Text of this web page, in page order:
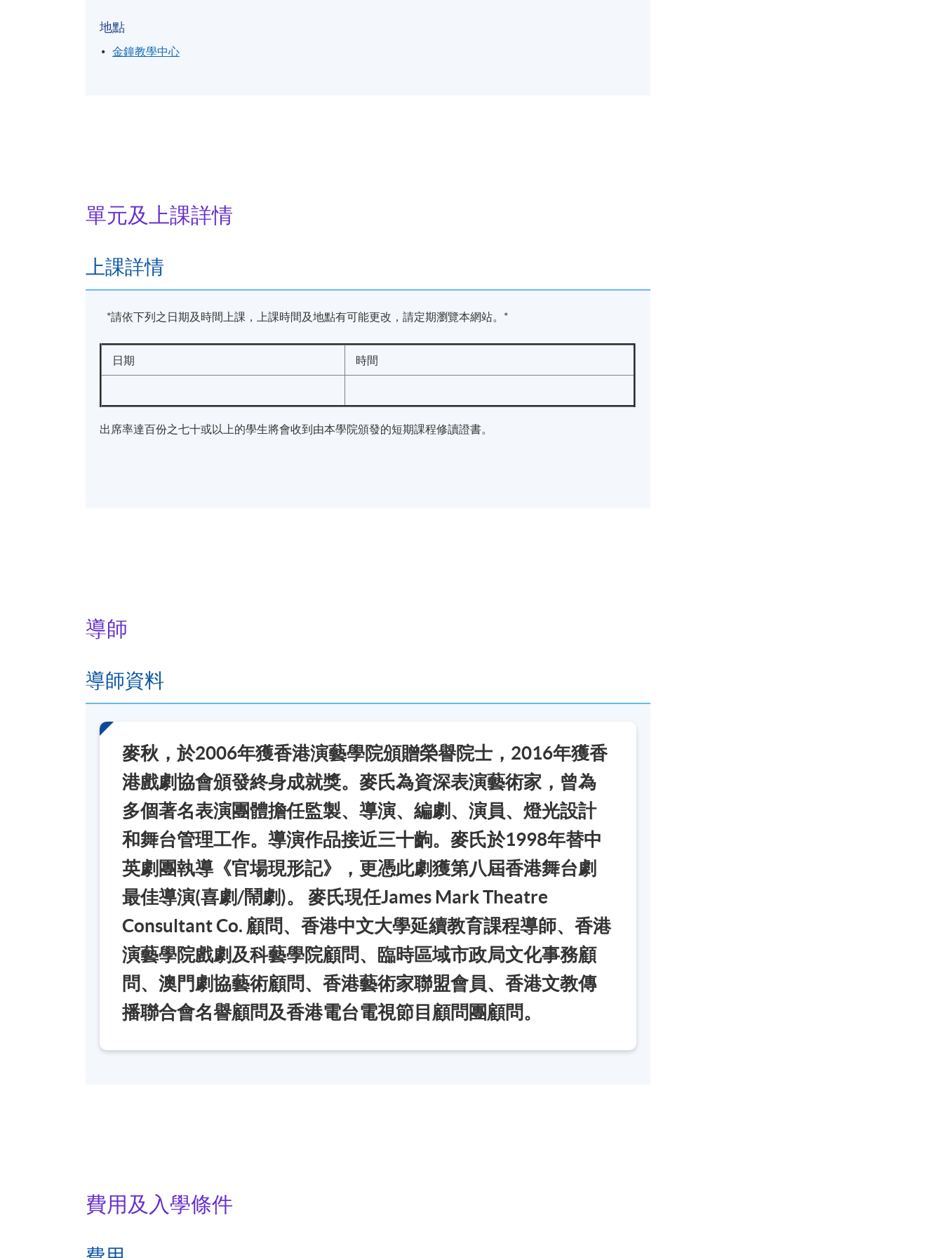
地點
金鐘教學中心
單元及上課詳情
上課詳情
*請依下列之日期及時間上課，上課時間及地點有可能更改，請定期瀏覽本網站。*
日期 時間
出席率達百份之七十或以上的學生將會收到由本學院頒發的短期課程修讀證書。
導師
導師資料
麥秋，於2006年獲香港演藝學院頒贈榮譽院士，2016年獲香
港戲劇協會頒發終身成就獎。麥氏為資深表演藝術家，曾為
多個著名表演團體擔任監製、導演、編劇、演員、燈光設計
和舞台管理工作。導演作品接近三十齣。麥氏於1998年替中
英劇團執導《官場現形記》，更憑此劇獲第八屆香港舞台劇
最佳導演(喜劇/鬧劇)。 麥氏現任James Mark Theatre
Consultant Co. 顧問、香港中文大學延續教育課程導師、香港
演藝學院戲劇及科藝學院顧問、臨時區域市政局文化事務顧
問、澳門劇協藝術顧問、香港藝術家聯盟會員、香港文教傳
播聯合會名譽顧問及香港電台電視節目顧問團顧問。
費用及入學條件